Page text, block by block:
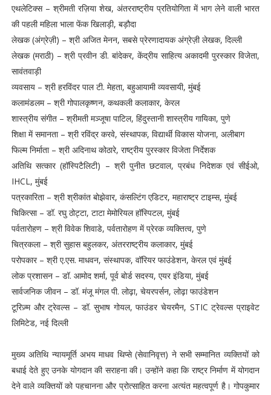
एथलेटिक्स – श्रीमती रज़िया शेख, अंतरराष्ट्रीय प्रतियोगिता में भाग लेने वाली भारत
की पहली महिला भाला फेंक खिलाड़ी, बड़ौदा
लेखक (अंग्रेज़ी) – श्री अजित मेनन, सबसे प्रेरणादायक अंग्रेज़ी लेखक, दिल्ली
लेखक (मराठी) – श्री प्रवीन डी. बांदेकर, केंद्रीय साहित्य अकादमी पुरस्कार विजेता,
सावंतवाड़ी
व्यवसाय – श्री हरविंदर पाल टी. मेहता, बहुआयामी व्यवसायी, मुंबई
कलामंडलम – श्री गोपालकृष्णन, कथकली कलाकार, केरल
शास्त्रीय संगीत – श्रीमती मञ्जूषा पाटिल, हिंदुस्तानी शास्त्रीय गायिका, पुणे
शिक्षा में समानता – श्री रविंद्र करवे, संस्थापक, विद्यार्थी विकास योजना, अलीबाग
फिल्म निर्माता – श्री अदिनाथ कोठारे, राष्ट्रीय पुरस्कार विजेता निर्देशक
अतिथि सत्कार (हॉस्पिटैलिटी) – श्री पुनीत छटवाल, प्रबंध निदेशक एवं सीईओ,
IHCL, मुंबई
पत्रकारिता – श्री श्रीकांत बोझेवार, कंसल्टिंग एडिटर, महाराष्ट्र टाइम्स, मुंबई
चिकित्सा – डॉ. रघु ठोट्टा, टाटा मेमोरियल हॉस्पिटल, मुंबई
पर्वतारोहण – श्री विवेक शिवाडे, पर्वतारोहण में प्रेरक व्यक्तित्व, पुणे
चित्रकला – श्री सुहास बहुलकर, अंतरराष्ट्रीय कलाकार, मुंबई
परोपकार – श्री ए.एस. माधवन, संस्थापक, वॉरियर फाउंडेशन, केरल एवं मुंबई
लोक प्रशासन – डॉ. आमोद शर्मा, पूर्व बोर्ड सदस्य, एयर इंडिया, मुंबई
सार्वजनिक जीवन – डॉ. मंजू मंगल पी. लोढ़ा, चेयरपर्सन, लोढ़ा फाउंडेशन
टूरिज़्म और ट्रेवल्स – डॉ. सुभाष गोयल, फाउंडर चेयरमैन, STIC ट्रेवल्स प्राइवेट
लिमिटेड, नई दिल्ली
मुख्य अतिथि न्यायमूर्ति अभय माधव थिप्से (सेवानिवृत्त) ने सभी सम्मानित व्यक्तियों को
बधाई देते हुए उनके योगदान की सराहना की। उन्होंने कहा कि राष्ट्र निर्माण में योगदान
देने वाले व्यक्तियों को पहचानना और प्रोत्साहित करना अत्यंत महत्वपूर्ण है। गोपकुमार